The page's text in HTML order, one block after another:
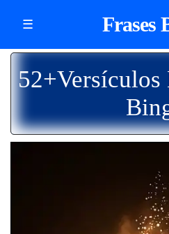
☰ Frases